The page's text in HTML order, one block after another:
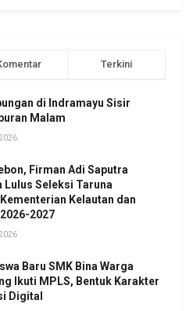
Terkini
di Indramayu Sisir
Malam
Firman Adi Saputra
Lulus Seleksi Taruna
Kelautan dan
2027
Baru SMK Bina Warga
Ikuti MPLS, Bentuk Karakter
Digital